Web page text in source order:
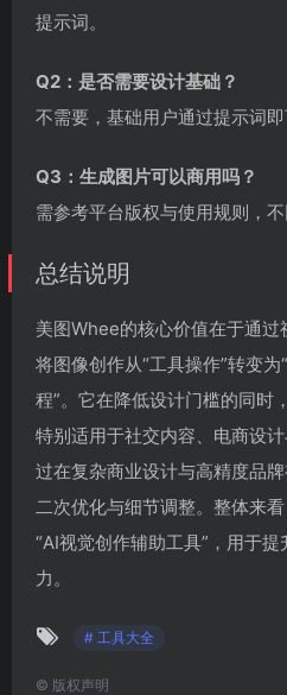
提示词。
Q2：是否需要设计基础？
不需要，基础用户通过提示词即
Q3：生成图片可以商用吗？
需参考平台版权与使用规则，不
总结说明
美图Whee的核心价值在于通过
将图像创作从“工具操作”转变
程”。它在降低设计门槛的同时
特别适用于社交内容、电商设
过在复杂商业设计与高精度品
二次优化与细节调整。整体来
“AI视觉创作辅助工具”，用于
力。
# 工具大全
© 版权声明